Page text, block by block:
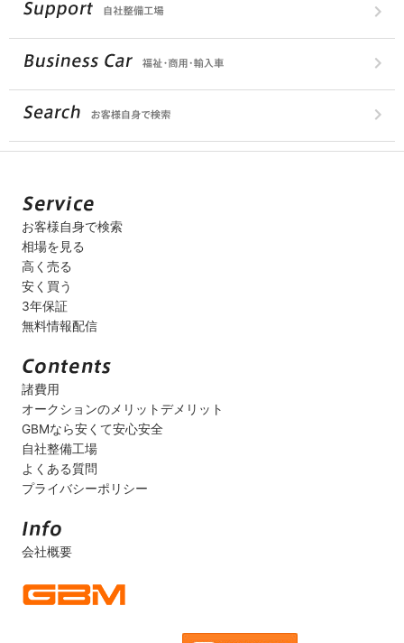
お客様自身で検索
相場を見る
高く売る
安く買う
3年保証
無料情報配信
諸費用
オークションのメリットデメリット
GBMなら安くて安心安全
自社整備工場
よくある質問
プライバシーポリシー
会社概要